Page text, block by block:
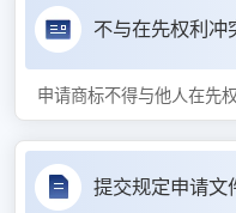
不与在先权利冲
申请商标不得与他人在先
提交规定申请文